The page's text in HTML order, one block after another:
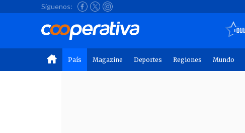
Síguenos:
País Magazine Deportes Regiones Mundo